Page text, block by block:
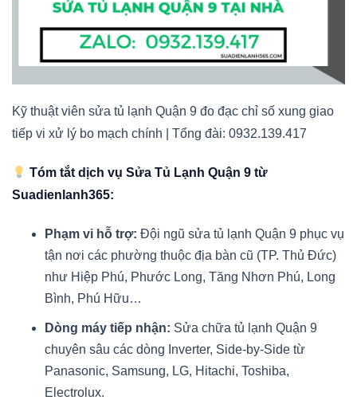
Kỹ thuật viên sửa tủ lạnh Quận 9 đo đạc chỉ số xung giao
tiếp vi xử lý bo mạch chính | Tổng đài: 0932.139.417
Tóm tắt dịch vụ Sửa Tủ Lạnh Quận 9 từ
Suadienlanh365:
Phạm vi hỗ trợ: Đội ngũ sửa tủ lạnh Quận 9 phục vụ
tận nơi các phường thuộc địa bàn cũ (TP. Thủ Đức)
như Hiệp Phú, Phước Long, Tăng Nhơn Phú, Long
Bình, Phú Hữu…
Dòng máy tiếp nhận: Sửa chữa tủ lạnh Quận 9
chuyên sâu các dòng Inverter, Side-by-Side từ
Panasonic, Samsung, LG, Hitachi, Toshiba,
Electrolux.